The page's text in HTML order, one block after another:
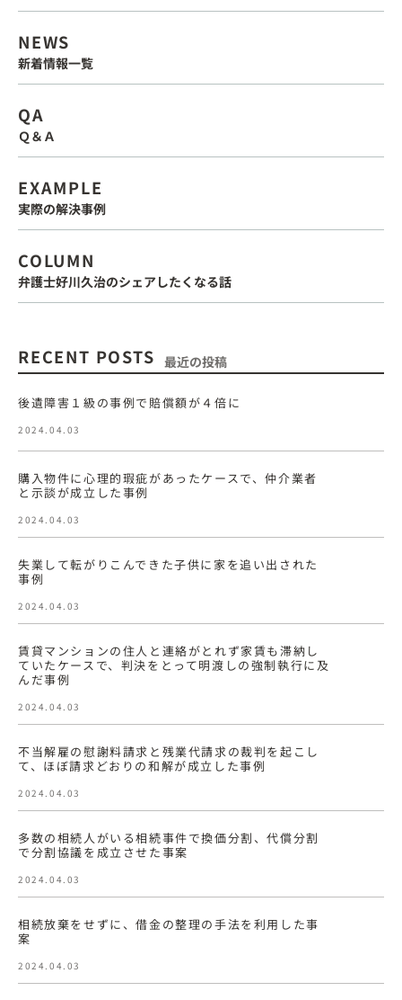
NEWS
新着情報一覧
QA
Ｑ＆Ａ
EXAMPLE
実際の解決事例
COLUMN
弁護士好川久治のシェアしたくなる話
RECENT POSTS 最近の投稿
後遺障害１級の事例で賠償額が４倍に
2024.04.03
購入物件に心理的瑕疵があったケースで、仲介業者
と示談が成立した事例
2024.04.03
失業して転がりこんできた子供に家を追い出された
事例
2024.04.03
賃貸マンションの住人と連絡がとれず家賃も滞納し
ていたケースで、判決をとって明渡しの強制執行に及
んだ事例
2024.04.03
不当解雇の慰謝料請求と残業代請求の裁判を起こし
て、ほぼ請求どおりの和解が成立した事例
2024.04.03
多数の相続人がいる相続事件で換価分割、代償分割
で分割協議を成立させた事案
2024.04.03
相続放棄をせずに、借金の整理の手法を利用した事
案
2024.04.03